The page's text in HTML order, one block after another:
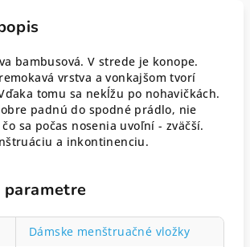
bambusová. V strede je konope.
vrstva a vonkajšom tvorí
tomu sa nekĺžu po nohavičkách.
padnú do spodné prádlo, nie
sa počas nosenia uvoľní - zväčší.
a inkontinenciu.
parametre
Dámske menštruačné vložky